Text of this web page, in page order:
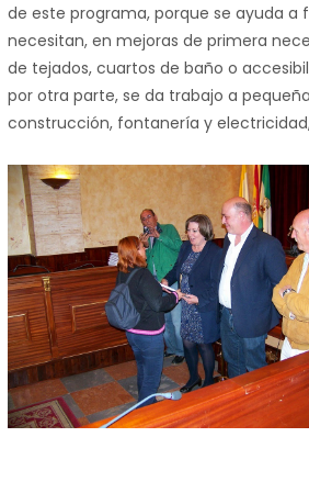
de este programa, porque se ayuda a
necesitan, en mejoras de primera
de tejados, cuartos de baño o
por otra parte, se da trabajo a
construcción, fontanería y